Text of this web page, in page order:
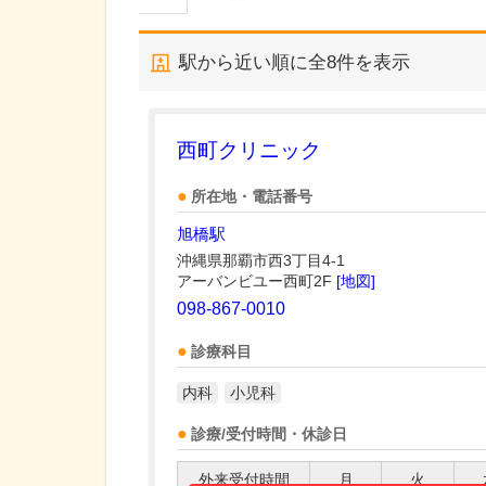
駅から近い順に全8件を表示
西町クリニック
所在地・電話番号
旭橋駅
沖縄県那覇市西3丁目4-1
アーバンビユー西町2F [地図]
098-867-0010
診療科目
内科 小児科
診療/受付時間・休診日
外来受付時間 月 火